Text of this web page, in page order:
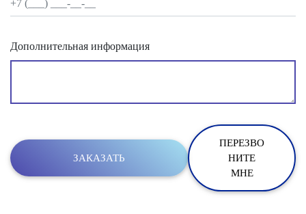
Дополнительная информация
ПЕРЕЗВО
НИТЕ
МНЕ